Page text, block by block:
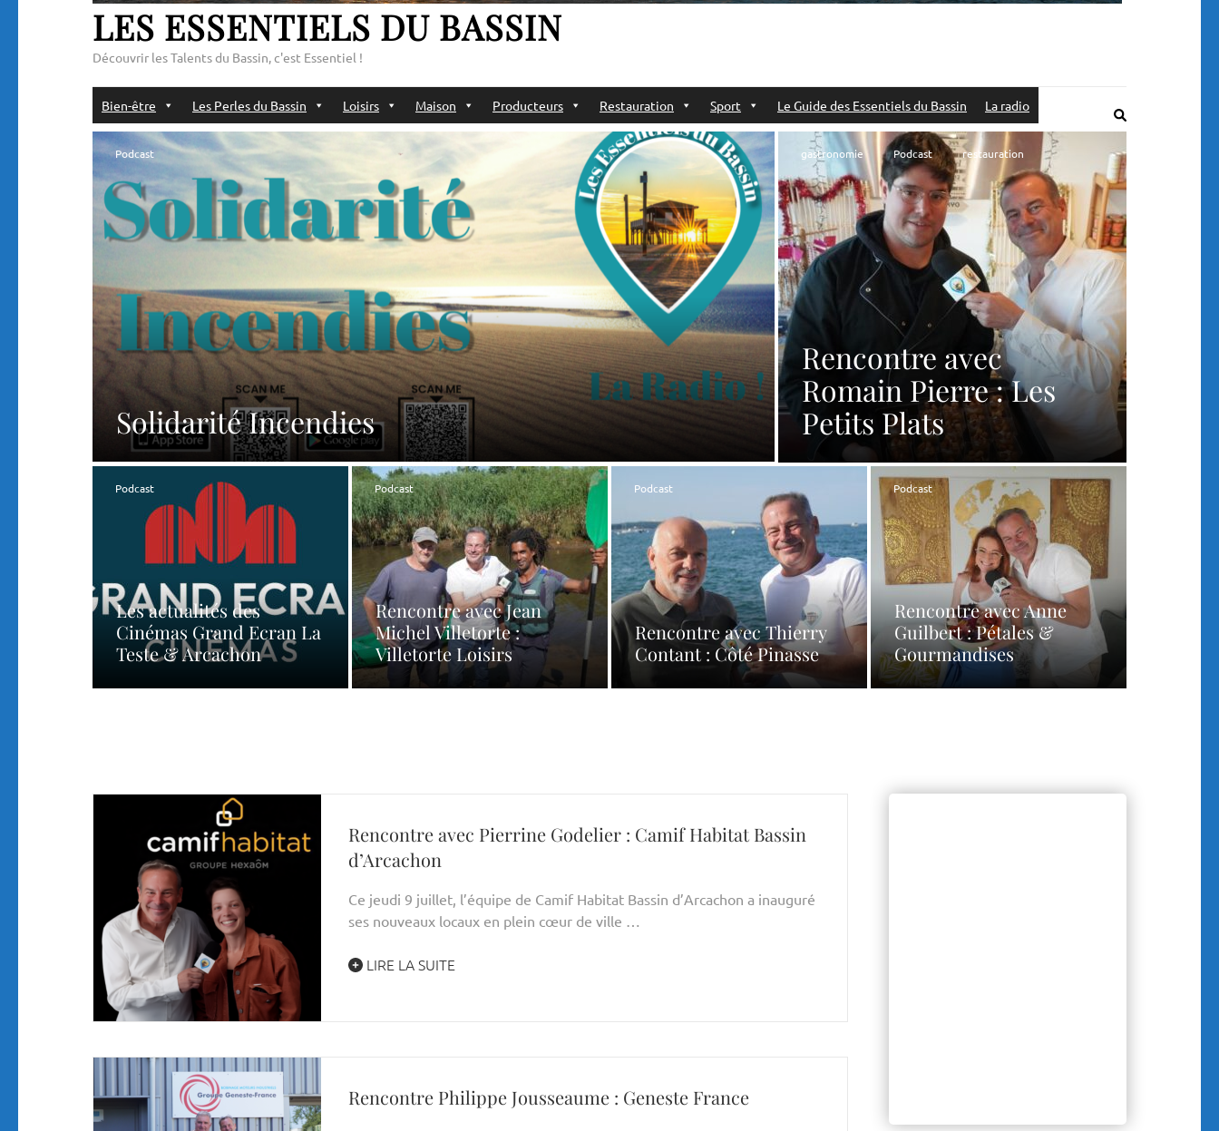
LES ESSENTIELS DU BASSIN
Découvrir les Talents du Bassin, c'est Essentiel !
Bien-être Les Perles du Bassin Loisirs Maison Producteurs Restauration Sport Le Guide des Essentiels du Bassin La radio
Podcast
Solidarité Incendies
gastronomie Podcast restauration
Rencontre avec
Romain Pierre : Les
Petits Plats
Podcast
Les actualités des
Cinémas Grand Ecran La
Teste & Arcachon
Podcast
Rencontre avec Jean
Michel Villetorte :
Villetorte Loisirs
Podcast
Rencontre avec Thierry
Contant : Côté Pinasse
Podcast
Rencontre avec Anne
Guilbert : Pétales &
Gourmandises
Rencontre avec Pierrine Godelier : Camif Habitat Bassin
d’Arcachon
Ce jeudi 9 juillet, l’équipe de Camif Habitat Bassin d’Arcachon a inauguré
ses nouveaux locaux en plein cœur de ville …
LIRE LA SUITE
Rencontre Philippe Jousseaume : Geneste France